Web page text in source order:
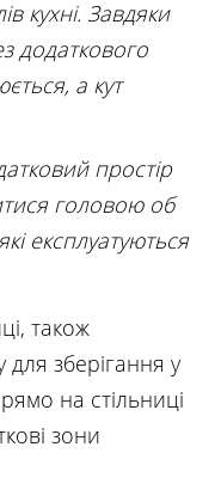
кухні. Завдяки
додаткового
а кут
простір
головою об
експлуатуються
також
для зберігання у
на стільниці
зони